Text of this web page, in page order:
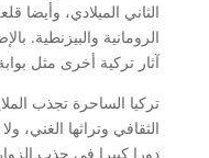
الثاني الميلادي، وأيضا
الرومانية والبيزنطية.
آثار تركية أخرى مثل
تركيا الساحرة تجذب
الثقافي وتراثها الغني،
دورا كبيرا في جذب